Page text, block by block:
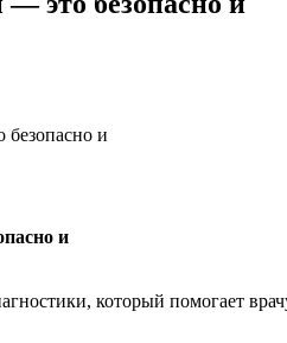
и
и
который помогает